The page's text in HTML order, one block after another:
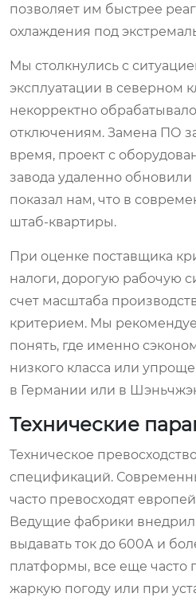
позволяет им быстрее
охлаждения под
Мы столкнулись с
эксплуатации в северном
некорректно
отключениям. Замена ПО
время, проект с
завода удаленно
показал нам, что в
штаб-квартиры.
При оценке поставщика
налоги, дорогую рабочую
счет масштаба
критерием. Мы
понять, где именно
низкого класса или
в Германии или в
Технические
Техническое
спецификаций.
часто превосходят
Ведущие фабрики
выдавать ток до 600А и
платформы, все еще часто
жаркую погоду или при